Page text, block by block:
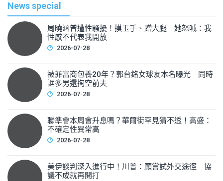
o
k
News special
周曉涵曾遭性騷擾！摸玉手、蹭大腿 她怒喊：我
性感不代表我開放
2026-07-28
被菲富商包養20年？郭台銘女球友本名曝光 同時
誆多男還掏空前夫
2026-07-28
聯準會本周會升息嗎？華爾街罕見猜不透！高盛：
不確定性異常高
2026-07-28
美伊談判深入進行中！川普：願嘗試外交途徑 協
議不成就再開打